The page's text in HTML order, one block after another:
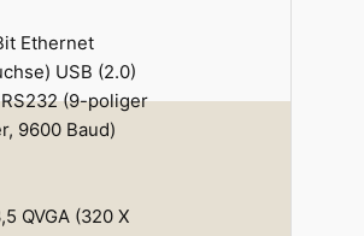
Ethernet
USB (2.0)
(9-poliger
9600 Baud)
QVGA (320 X